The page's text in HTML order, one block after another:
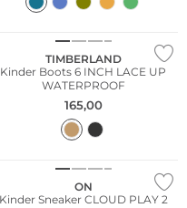
TIMBERLAND
Kinder Boots 6 INCH LACE UP
WATERPROOF
165,00
ON
Kinder Sneaker CLOUD PLAY 2